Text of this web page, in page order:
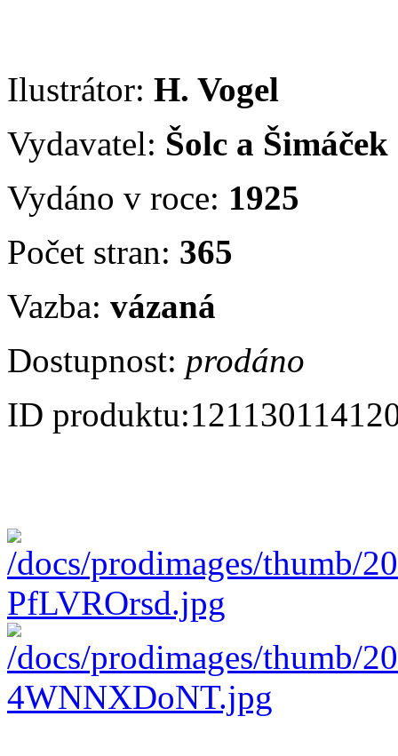
Ilustrátor: H. Vogel
Vydavatel: Šolc a Šimáček
Vydáno v roce: 1925
Počet stran: 365
Vazba: vázaná
Dostupnost: prodáno
ID produktu: